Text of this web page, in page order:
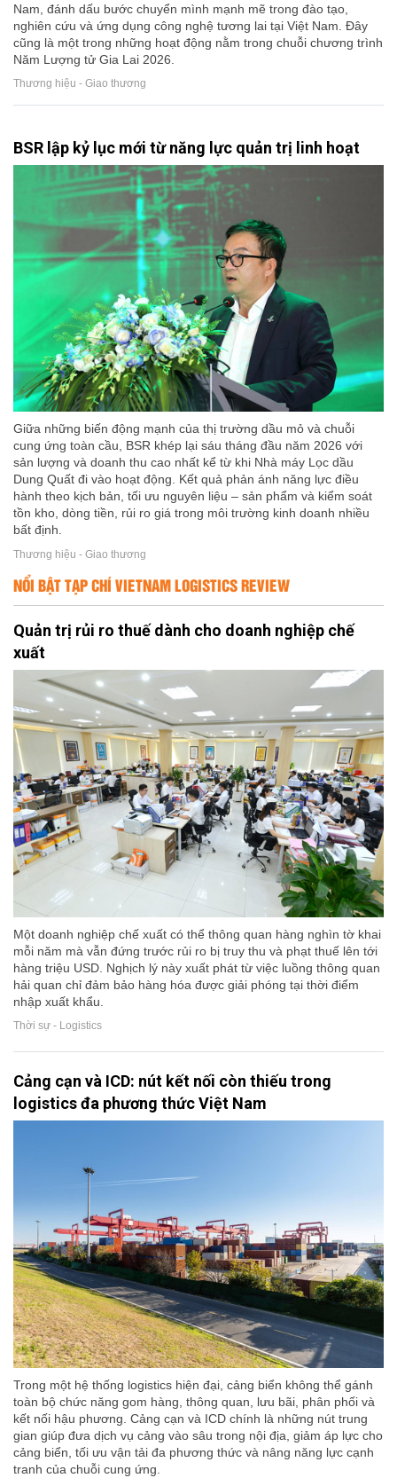
Nam, đánh dấu bước chuyển mình mạnh mẽ trong đào tạo,
nghiên cứu và ứng dụng công nghệ tương lai tại Việt Nam. Đây
cũng là một trong những hoạt động nằm trong chuỗi chương trình
Năm Lượng tử Gia Lai 2026.
Thương hiệu - Giao thương
BSR lập kỷ lục mới từ năng lực quản trị linh hoạt
Giữa những biến động mạnh của thị trường dầu mỏ và chuỗi
cung ứng toàn cầu, BSR khép lại sáu tháng đầu năm 2026 với
sản lượng và doanh thu cao nhất kể từ khi Nhà máy Lọc dầu
Dung Quất đi vào hoạt động. Kết quả phản ánh năng lực điều
hành theo kịch bản, tối ưu nguyên liệu – sản phẩm và kiểm soát
tồn kho, dòng tiền, rủi ro giá trong môi trường kinh doanh nhiều
bất định.
Thương hiệu - Giao thương
NỔI BẬT TẠP CHÍ VIETNAM LOGISTICS REVIEW
Quản trị rủi ro thuế dành cho doanh nghiệp chế
xuất
Một doanh nghiệp chế xuất có thể thông quan hàng nghìn tờ khai
mỗi năm mà vẫn đứng trước rủi ro bị truy thu và phạt thuế lên tới
hàng triệu USD. Nghịch lý này xuất phát từ việc luồng thông quan
hải quan chỉ đảm bảo hàng hóa được giải phóng tại thời điểm
nhập xuất khẩu.
Thời sự - Logistics
Cảng cạn và ICD: nút kết nối còn thiếu trong
logistics đa phương thức Việt Nam
Trong một hệ thống logistics hiện đại, cảng biển không thể gánh
toàn bộ chức năng gom hàng, thông quan, lưu bãi, phân phối và
kết nối hậu phương. Cảng cạn và ICD chính là những nút trung
gian giúp đưa dịch vụ cảng vào sâu trong nội địa, giảm áp lực cho
cảng biển, tối ưu vận tải đa phương thức và nâng năng lực cạnh
tranh của chuỗi cung ứng.